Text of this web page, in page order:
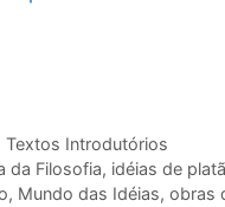
Textos Introdutórios
da Filosofia, idéias de
, Mundo das Idéias, obras